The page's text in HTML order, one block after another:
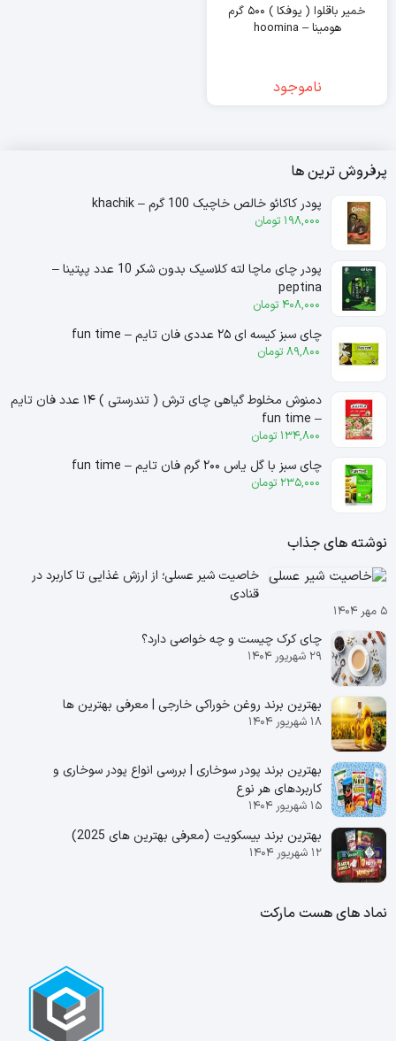
خمیر باقلوا ( یوفکا ) ۵۰۰ گرم
هومینا – hoomina
ناموجود
پرفروش ترین ها
پودر کاکائو خالص خاچیک 100 گرم – khachik
198,000 تومان
پودر چای ماچا لته کلاسیک بدون شکر 10 عدد پپتینا –
peptina
408,000 تومان
چای سبز کیسه ای ۲۵ عددی فان تایم – fun time
89,800 تومان
دمنوش مخلوط گیاهی چای ترش ( تندرستی ) ۱۴ عدد فان تایم
– fun time
134,800 تومان
چای سبز با گل یاس ۲۰۰ گرم فان تایم – fun time
235,000 تومان
نوشته های جذاب
خاصیت شیر عسلی؛ از ارزش غذایی تا کاربرد در
قنادی
۵ مهر ۱۴۰۴
چای کرک چیست و چه خواصی دارد؟
۲۹ شهریور ۱۴۰۴
بهترین برند روغن خوراکی خارجی | معرفی بهترین ها
۱۸ شهریور ۱۴۰۴
بهترین برند پودر سوخاری | بررسی انواع پودر سوخاری و
کاربردهای هر نوع
۱۵ شهریور ۱۴۰۴
بهترین برند بیسکویت (معرفی بهترین‌ های 2025)
۱۲ شهریور ۱۴۰۴
نماد های هست مارکت